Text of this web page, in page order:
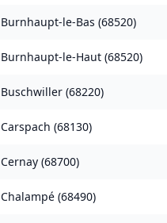
Burnhaupt-le-Bas (68520)
Burnhaupt-le-Haut (68520)
Buschwiller (68220)
Carspach (68130)
Cernay (68700)
Chalampé (68490)